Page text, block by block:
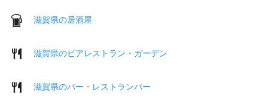
滋賀県の居酒屋
滋賀県のビアレストラン・ガーデン
滋賀県のバー・レストランバー